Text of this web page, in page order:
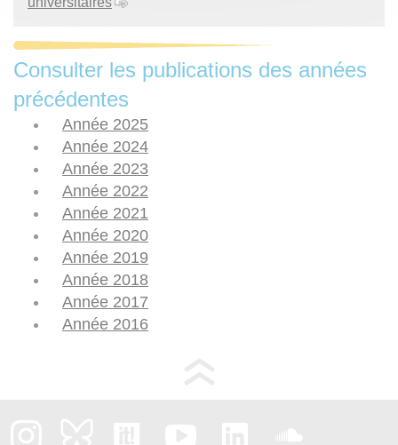
Consulter les publications des années
précédentes
Année 2025
Année 2024
Année 2023
Année 2022
Année 2021
Année 2020
Année 2019
Année 2018
Année 2017
Année 2016